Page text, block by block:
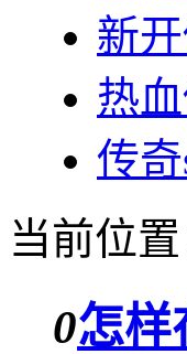
新
热
传
当前位置
0怎样